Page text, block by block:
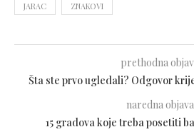
JARAC ZNAKOVI
prethodna
Šta ste prvo ugledali? Odgovor
naredna objava
15 gradova koje treba posetiti